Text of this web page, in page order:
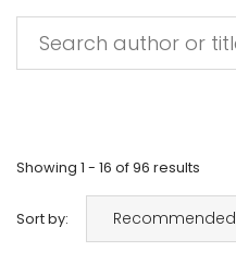
Showing 1 - 16 of96 results
Sort by: Recommended